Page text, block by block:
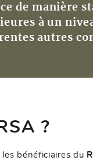
de manière
à un
autres
?
les bénéficiaires du